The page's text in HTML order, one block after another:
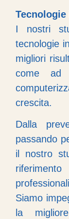
I nostri
tecnologie
migliori
come ad
crescita.
Dalla
passando
il nostro
Siamo
la